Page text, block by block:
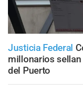
Justicia Federal
millonarios
del Puerto